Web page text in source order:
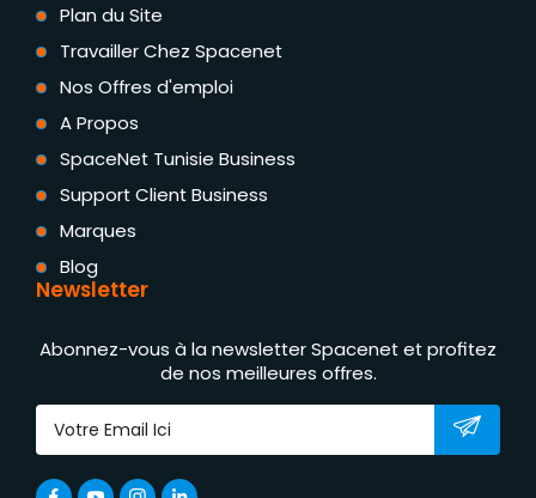
Plan du Site
Travailler Chez Spacenet
Nos Offres d'emploi
A Propos
SpaceNet Tunisie Business
Support Client Business
Marques
Blog
Newsletter
Abonnez-vous à la newsletter Spacenet et profitez
de nos meilleures offres.